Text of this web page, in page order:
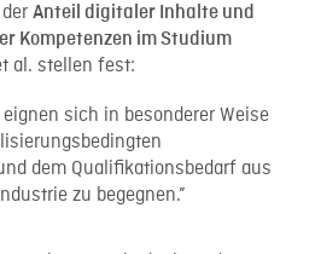
Anteil digitaler Inhalte und
Kompetenzen im Studium
al. stellen fest:
eignen sich in besonderer Weise
dem Qualifikationsbedarf aus
zu begegnen.”